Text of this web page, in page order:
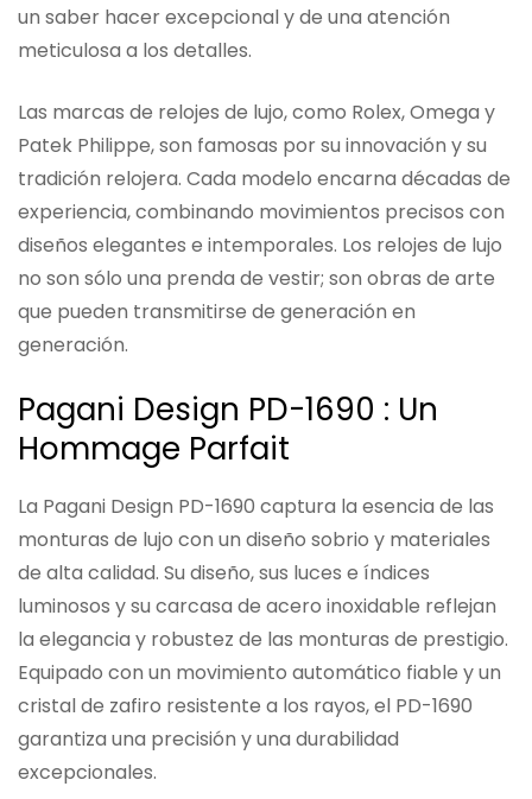
un saber hacer excepcional y de una atención
meticulosa a los detalles.
Las marcas de relojes de lujo, como Rolex, Omega y
Patek Philippe, son famosas por su innovación y su
tradición relojera. Cada modelo encarna décadas de
experiencia, combinando movimientos precisos con
diseños elegantes e intemporales. Los relojes de lujo
no son sólo una prenda de vestir; son obras de arte
que pueden transmitirse de generación en
generación.
Pagani Design PD-1690 : Un
Hommage Parfait
La Pagani Design PD-1690 captura la esencia de las
monturas de lujo con un diseño sobrio y materiales
de alta calidad. Su diseño, sus luces e índices
luminosos y su carcasa de acero inoxidable reflejan
la elegancia y robustez de las monturas de prestigio.
Equipado con un movimiento automático fiable y un
cristal de zafiro resistente a los rayos, el PD-1690
garantiza una precisión y una durabilidad
excepcionales.